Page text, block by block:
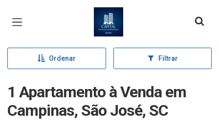
Página inicial
Ordenar Filtrar
1 Apartamento à Venda em
Campinas, São José, SC